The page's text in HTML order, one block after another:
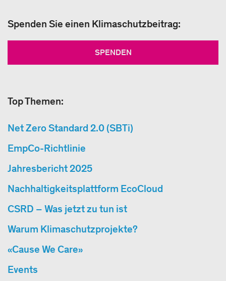
Spenden Sie einen Klimaschutzbeitrag:
SPENDEN
Top Themen:
Net Zero Standard 2.0 (SBTi)
EmpCo-Richtlinie
Jahresbericht 2025
Nachhaltigkeitsplattform EcoCloud
CSRD – Was jetzt zu tun ist
Warum Klimaschutzprojekte?
«Cause We Care»
Events